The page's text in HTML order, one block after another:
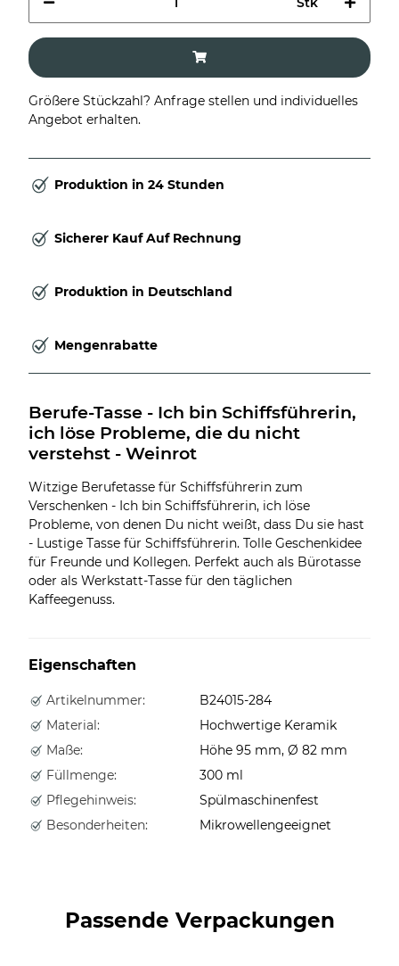
Größere Stückzahl? Anfrage stellen und individuelles
Angebot erhalten.
Produktion in 24 Stunden
Sicherer Kauf Auf Rechnung
Produktion in Deutschland
Mengenrabatte
Berufe-Tasse - Ich bin Schiffsführerin,
ich löse Probleme, die du nicht
verstehst - Weinrot
Witzige Berufetasse für Schiffsführerin zum
Verschenken - Ich bin Schiffsführerin, ich löse
Probleme, von denen Du nicht weißt, dass Du sie hast
- Lustige Tasse für Schiffsführerin. Tolle Geschenkidee
für Freunde und Kollegen. Perfekt auch als Bürotasse
oder als Werkstatt-Tasse für den täglichen
Kaffeegenuss.
Eigenschaften
Artikelnummer:
B24015-284
Material:
Hochwertige Keramik
Maße:
Höhe 95 mm, Ø 82 mm
Füllmenge:
300 ml
Pflegehinweis:
Spülmaschinenfest
Besonderheiten:
Mikrowellengeeignet
Passende Verpackungen